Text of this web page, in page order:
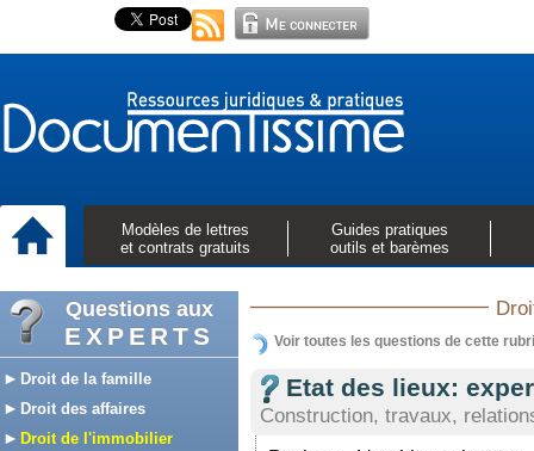
Modèles de lettres
et contrats gratuits
Guides pratiques
outils et barèmes
Questions aux
EXPERTS
Droit de la famille
Droit des affaires
Droit de l'immobilier
Voir toutes les questions de cette
Etat des lieux:
Construction, travaux,